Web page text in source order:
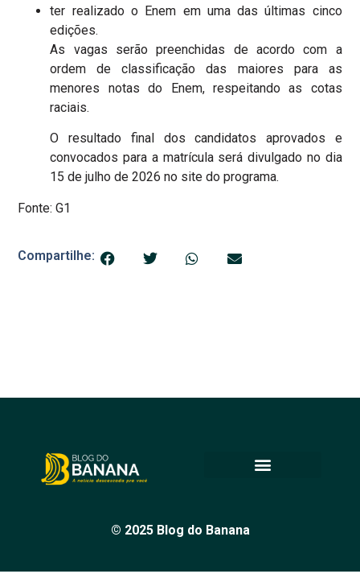
ter realizado o Enem em uma das últimas cinco
edições.
As vagas serão preenchidas de acordo com a
ordem de classificação das maiores para as
menores notas do Enem, respeitando as cotas
raciais.
O resultado final dos candidatos aprovados e
convocados para a matrícula será divulgado no dia
15 de julho de 2026 no site do programa.
Fonte: G1
Compartilhe:
© 2025 Blog do Banana